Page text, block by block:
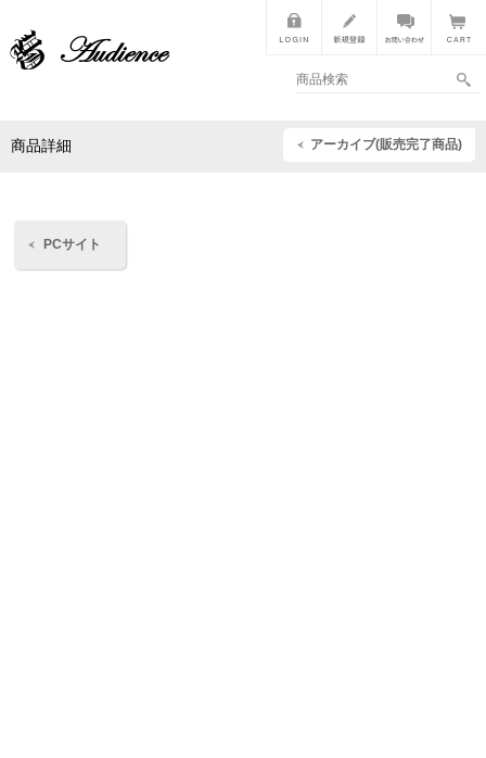
PCサイト
商品詳細 アーカイブ(販売完了商品)